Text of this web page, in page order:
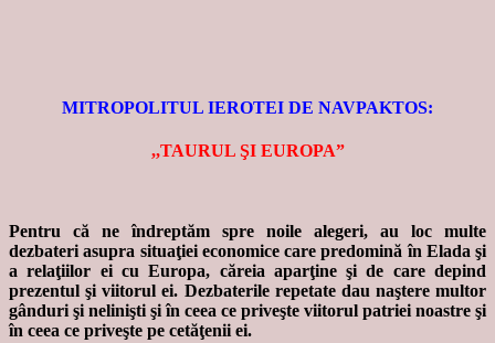
MITROPOLITUL IEROTEI DE NAVPAKTOS:
,,TAURUL ŞI EUROPA”
Pentru că ne îndreptăm spre noile alegeri, au loc multe
dezbateri asupra situaţiei economice care predomină în Elada şi
a relaţiilor ei cu Europa, căreia aparţine şi de care depind
prezentul şi viitorul ei. Dezbaterile repetate dau naştere multor
gânduri şi nelinişti şi în ceea ce priveşte viitorul patriei noastre şi
în ceea ce priveşte pe cetăţenii ei.